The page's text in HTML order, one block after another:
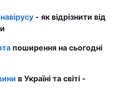
- як відрізнити від
поширення на сьогодні
в Україні та світі -